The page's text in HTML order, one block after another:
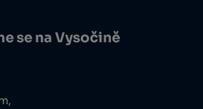
se na Vysočině